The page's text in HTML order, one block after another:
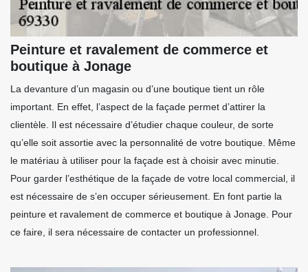
Peinture et ravalement de commerce et
boutique à Jonage
La devanture d’un magasin ou d’une boutique tient un rôle
important. En effet, l’aspect de la façade permet d’attirer la
clientèle. Il est nécessaire d’étudier chaque couleur, de sorte
qu’elle soit assortie avec la personnalité de votre boutique. Même
le matériau à utiliser pour la façade est à choisir avec minutie.
Pour garder l’esthétique de la façade de votre local commercial, il
est nécessaire de s’en occuper sérieusement. En font partie la
peinture et ravalement de commerce et boutique à Jonage. Pour
ce faire, il sera nécessaire de contacter un professionnel.